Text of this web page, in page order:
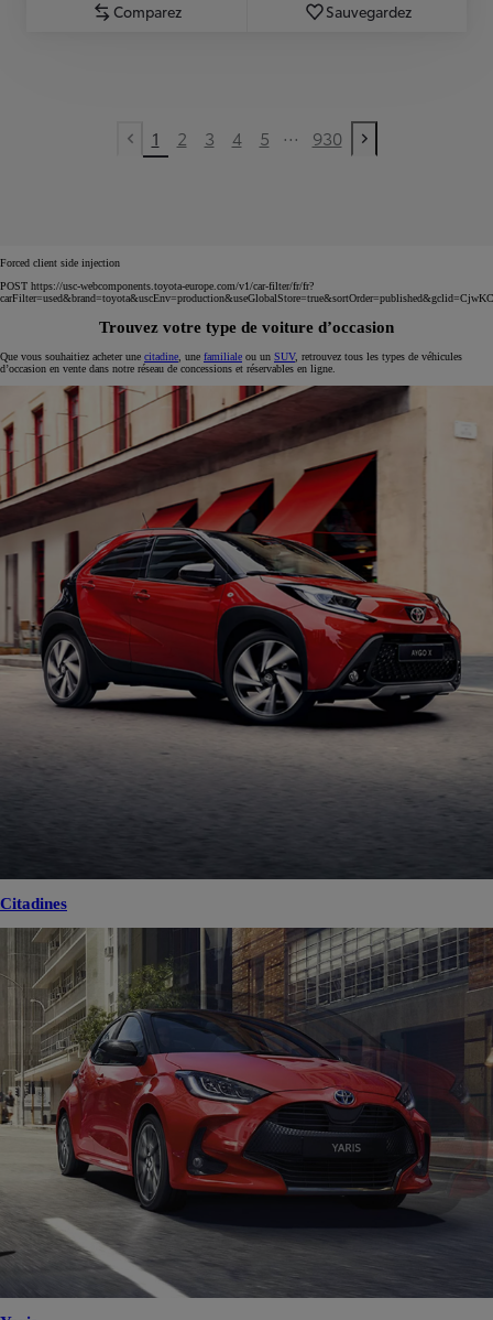
Comparez Sauvegardez
Previous page
1 2 3 4 5 ... 930
Next page
Forced client side injection
POST https://usc-webcomponents.toyota-europe.com/v1/car-filter/fr/fr?
Trouvez votre type de voiture d’occasion
Que vous souhaitiez acheter une citadine , une familiale ou un SUV, retrouvez tous les types de véhicules
d’occasion en vente dans notre réseau de concessions et réservables en ligne.
Citadines